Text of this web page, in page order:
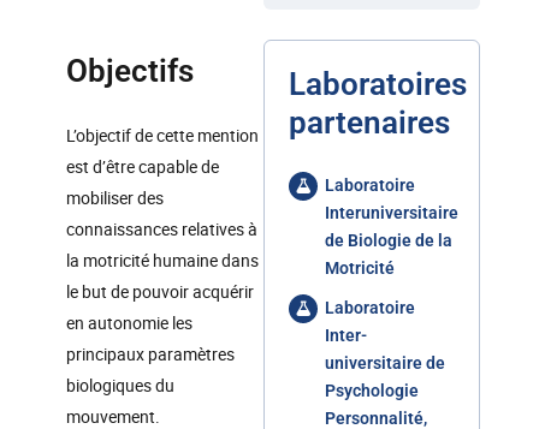
Objectifs
L’objectif de cette mention
est d’être capable de
mobiliser des
connaissances relatives à
la motricité humaine dans
le but de pouvoir acquérir
en autonomie les
principaux paramètres
biologiques du
mouvement.
Laboratoires
partenaires
Laboratoire
Interuniversitaire
de Biologie de la
Motricité
Laboratoire
Inter-
universitaire de
Psychologie
Personnalité,